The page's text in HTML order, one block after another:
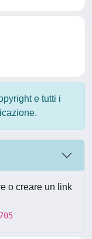
e tutti i
o creare un link